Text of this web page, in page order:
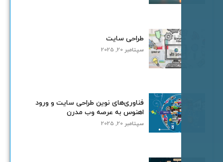
طراحی سایت
سپتامبر 20, 2025
فناوری‌های نوین طراحی سایت و ورود
اهنوس به عرصه وب مدرن
سپتامبر 20, 2025